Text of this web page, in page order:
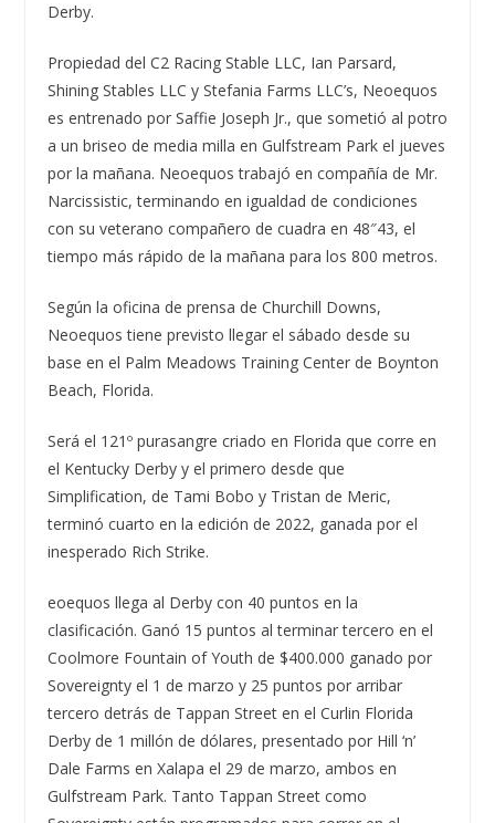
Derby.
Propiedad del C2 Racing Stable LLC, Ian Parsard,
Shining Stables LLC y Stefania Farms LLC’s, Neoequos
es entrenado por Saffie Joseph Jr., que sometió al potro
a un briseo de media milla en Gulfstream Park el jueves
por la mañana. Neoequos trabajó en compañía de Mr.
Narcissistic, terminando en igualdad de condiciones
con su veterano compañero de cuadra en 48″43, el
tiempo más rápido de la mañana para los 800 metros.
Según la oficina de prensa de Churchill Downs,
Neoequos tiene previsto llegar el sábado desde su
base en el Palm Meadows Training Center de Boynton
Beach, Florida.
Será el 121º purasangre criado en Florida que corre en
el Kentucky Derby y el primero desde que
Simplification, de Tami Bobo y Tristan de Meric,
terminó cuarto en la edición de 2022, ganada por el
inesperado Rich Strike.
eoequos llega al Derby con 40 puntos en la
clasificación. Ganó 15 puntos al terminar tercero en el
Coolmore Fountain of Youth de $400.000 ganado por
Sovereignty el 1 de marzo y 25 puntos por arribar
tercero detrás de Tappan Street en el Curlin Florida
Derby de 1 millón de dólares, presentado por Hill ‘n’
Dale Farms en Xalapa el 29 de marzo, ambos en
Gulfstream Park. Tanto Tappan Street como